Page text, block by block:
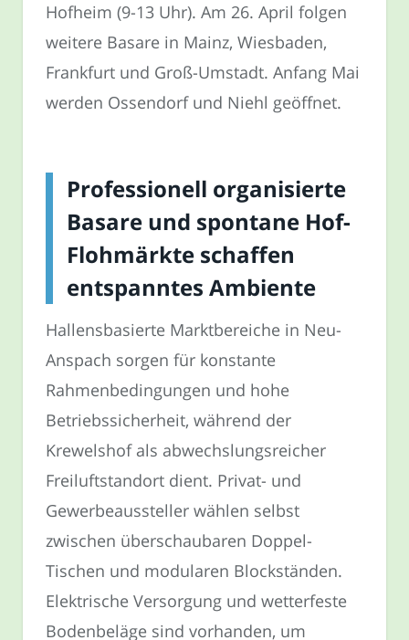
Hofheim (9-13 Uhr). Am 26. April folgen
weitere Basare in Mainz, Wiesbaden,
Frankfurt und Groß-Umstadt. Anfang Mai
werden Ossendorf und Niehl geöffnet.
Professionell organisierte
Basare und spontane Hof-
Flohmärkte schaffen
entspanntes Ambiente
Hallensbasierte Marktbereiche in Neu-
Anspach sorgen für konstante
Rahmenbedingungen und hohe
Betriebssicherheit, während der
Krewelshof als abwechslungsreicher
Freiluftstandort dient. Privat- und
Gewerbeaussteller wählen selbst
zwischen überschaubaren Doppel-
Tischen und modularen Blockständen.
Elektrische Versorgung und wetterfeste
Bodenbeläge sind vorhanden, um